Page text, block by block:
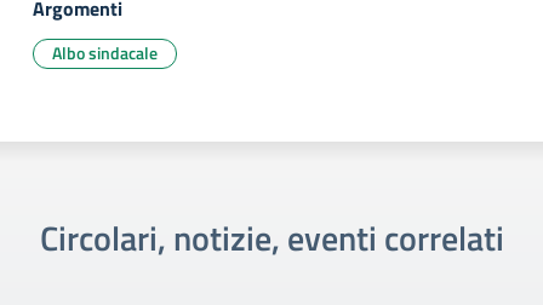
Argomenti
Albo sindacale
Circolari, notizie, eventi correlati